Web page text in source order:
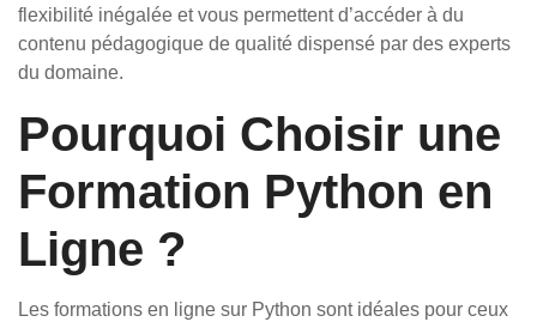
flexibilité inégalée et vous permettent d’accéder à du
contenu pédagogique de qualité dispensé par des experts
du domaine.
Pourquoi Choisir une
Formation Python en
Ligne ?
Les formations en ligne sur Python sont idéales pour ceux